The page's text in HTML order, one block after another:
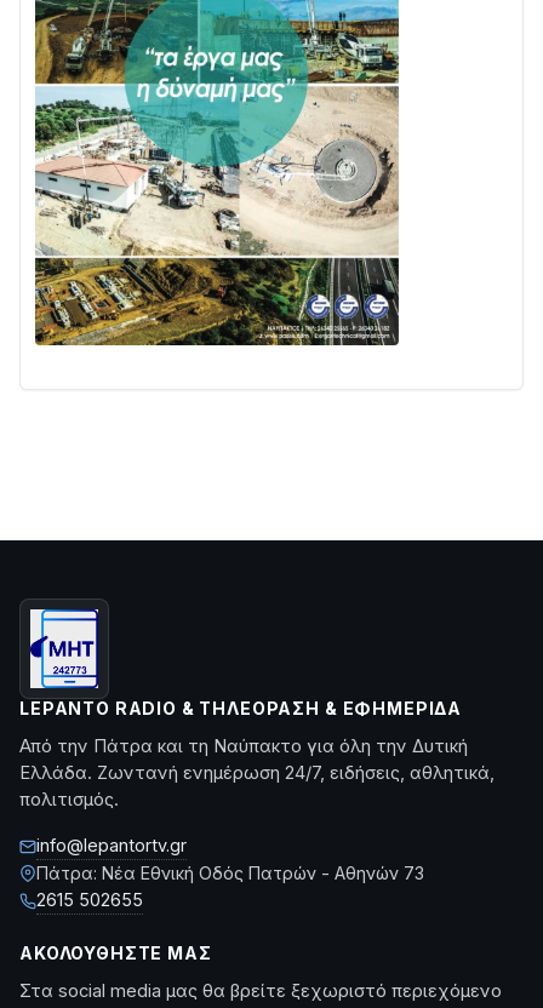
LEPANTO RADIO & ΤΗΛΕΌΡΑΣΗ & ΕΦΗΜΕΡΊΔΑ
Από την Πάτρα και τη Ναύπακτο για όλη την Δυτική
Ελλάδα. Ζωντανή ενημέρωση 24/7, ειδήσεις, αθλητικά,
πολιτισμός.
info@lepantortv.gr
Πάτρα: Νέα Εθνική Οδός Πατρών - Αθηνών 73
2615 502655
ΑΚΟΛΟΥΘΉΣΤΕ ΜΑΣ
Στα social media μας θα βρείτε ξεχωριστό περιεχόμενο